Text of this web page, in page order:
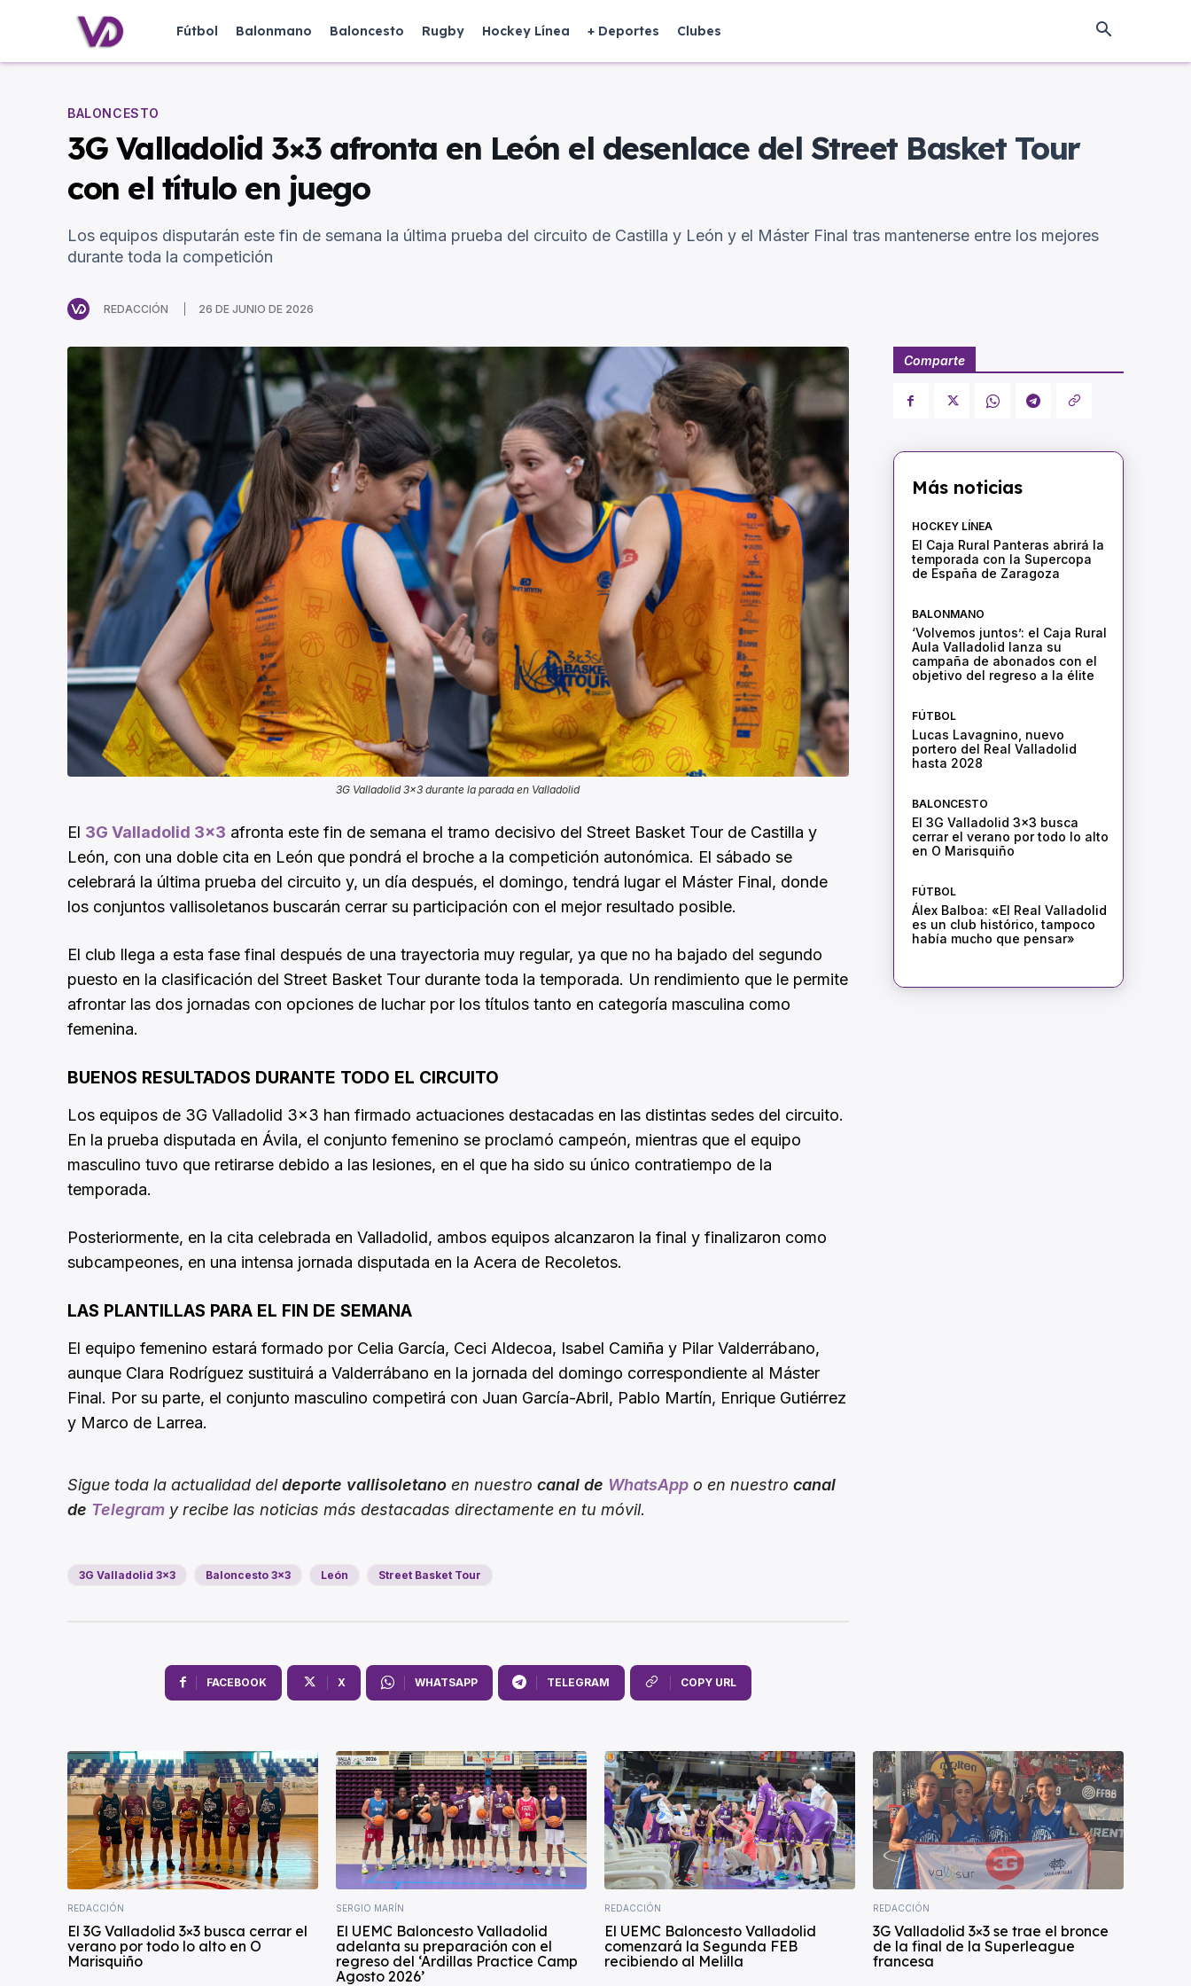
Fútbol Balonmano Baloncesto Rugby Hockey Línea + Deportes Clubes
BALONCESTO
3G Valladolid 3×3 afronta en León el desenlace del Street Basket Tour
con el título en juego
Los equipos disputarán este fin de semana la última prueba del circuito de Castilla y León y el Máster Final tras mantenerse entre los mejores
durante toda la competición
REDACCIÓN 26 DE JUNIO DE 2026
3G Valladolid 3x3 durante la parada en Valladolid
El 3G Valladolid 3×3 afronta este fin de semana el tramo decisivo del Street Basket Tour de Castilla y
León, con una doble cita en León que pondrá el broche a la competición autonómica. El sábado se
celebrará la última prueba del circuito y, un día después, el domingo, tendrá lugar el Máster Final, donde
los conjuntos vallisoletanos buscarán cerrar su participación con el mejor resultado posible.
El club llega a esta fase final después de una trayectoria muy regular, ya que no ha bajado del segundo
puesto en la clasificación del Street Basket Tour durante toda la temporada. Un rendimiento que le permite
afrontar las dos jornadas con opciones de luchar por los títulos tanto en categoría masculina como
femenina.
BUENOS RESULTADOS DURANTE TODO EL CIRCUITO
Los equipos de 3G Valladolid 3×3 han firmado actuaciones destacadas en las distintas sedes del circuito.
En la prueba disputada en Ávila, el conjunto femenino se proclamó campeón, mientras que el equipo
masculino tuvo que retirarse debido a las lesiones, en el que ha sido su único contratiempo de la
temporada.
Posteriormente, en la cita celebrada en Valladolid, ambos equipos alcanzaron la final y finalizaron como
subcampeones, en una intensa jornada disputada en la Acera de Recoletos.
LAS PLANTILLAS PARA EL FIN DE SEMANA
El equipo femenino estará formado por Celia García, Ceci Aldecoa, Isabel Camiña y Pilar Valderrábano,
aunque Clara Rodríguez sustituirá a Valderrábano en la jornada del domingo correspondiente al Máster
Final. Por su parte, el conjunto masculino competirá con Juan García-Abril, Pablo Martín, Enrique Gutiérrez
y Marco de Larrea.
Sigue toda la actualidad deldeporte vallisoletano en nuestro canal de WhatsApp o en nuestro canal
de Telegram y recibe las noticias más destacadas directamente en tu móvil.
3G Valladolid 3x3 Baloncesto 3x3 León Street Basket Tour
FACEBOOK X WHATSAPP TELEGRAM COPY URL
Comparte
Más noticias
HOCKEY LÍNEA
El Caja Rural Panteras abrirá la
temporada con la Supercopa
de España de Zaragoza
BALONMANO
‘Volvemos juntos’: el Caja Rural
Aula Valladolid lanza su
campaña de abonados con el
objetivo del regreso a la élite
FÚTBOL
Lucas Lavagnino, nuevo
portero del Real Valladolid
hasta 2028
BALONCESTO
El 3G Valladolid 3×3 busca
cerrar el verano por todo lo alto
en O Marisquiño
FÚTBOL
Álex Balboa: «El Real Valladolid
es un club histórico, tampoco
había mucho que pensar»
REDACCIÓN
El 3G Valladolid 3×3 busca cerrar el
verano por todo lo alto en O
Marisquiño
SERGIO MARÍN
El UEMC Baloncesto Valladolid
adelanta su preparación con el
regreso del ‘Ardillas Practice Camp
Agosto 2026’
REDACCIÓN
El UEMC Baloncesto Valladolid
comenzará la Segunda FEB
recibiendo al Melilla
REDACCIÓN
3G Valladolid 3×3 se trae el bronce
de la final de la Superleague
francesa